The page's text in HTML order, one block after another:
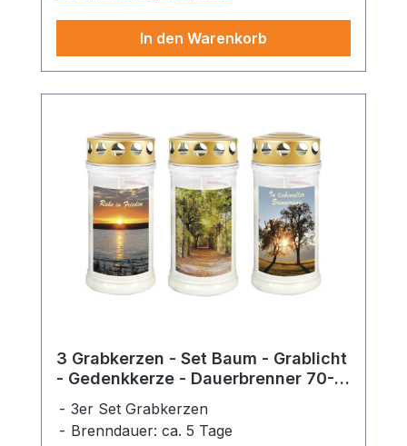
In den Warenkorb
3 Grabkerzen - Set Baum - Grablicht
- Gedenkkerze - Dauerbrenner 70-
3er Set Grabkerzen
Brenndauer: ca. 5 Tage